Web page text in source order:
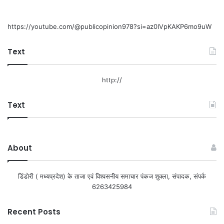
https://youtube.com/@publicopinion978?si=az0lVpKAKP6mo9uW
Text
http://
Text
About
डिंडोरी ( मध्यप्रदेश) के ताजा एवं विश्वसनीय समाचार पंकज शुक्ला, संपादक, संपर्क
6263425984
Recent Posts